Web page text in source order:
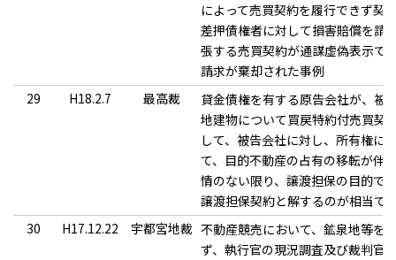
によって売買契約を履行できず契
差押債権者に対して損害賠償を請
張する売買契約が通謀虚偽表示で
請求が棄却された事例
29
H18.2.7 最高裁
貸金債権を有する原告会社が、被
地建物について買戻特約付売買契
して、被告会社に対し、所有権に
て、目的不動産の占有の移転が伴
情のない限り、譲渡担保の目的で
譲渡担保契約と解するのが相当で
30
H17.12.22 宇都宮地裁 不動産競売において、鉱泉地等を
ず、執行官の現況調査及び裁判官